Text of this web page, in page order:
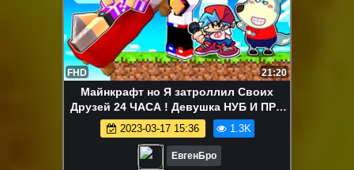
FHD 21:20
Майнкрафт но Я затроллил Своих
Друзей 24 ЧАСА ! Девушка НУБ И ПРО
Видео Троллинг Minecraft
2023-03-17 15:36 1.3K
ЕвгенБро